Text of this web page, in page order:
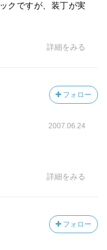
クですが、装丁が実
詳細をみる
フォロー
2007.06.24
詳細をみる
フォロー